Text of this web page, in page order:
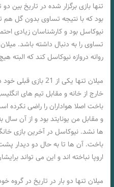
تنها بازی برگزار شده در تاریخ بین
بود که با نتیجه تساوی بدون گل
نیوکاسل بود و کارشناسان زیادی
روانه دروازه نیوکاسل کند که
میلان تنها یکی از 21
و مقابل من یونایتد بود و از آن
ها نشد. نیوکاسل در آخرین بازی
باخت. آن ها تا به حال دو دیدار
اروپا نباخته اند و این می تواند
میلان تنها دو بار در تاریخ در